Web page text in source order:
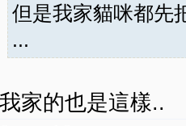
但是我家貓咪都先
...
我家的也是這樣..